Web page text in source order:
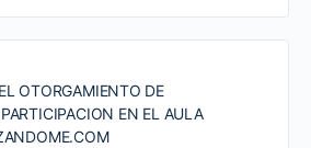
OTORGAMIENTO DE
EN EL AULA